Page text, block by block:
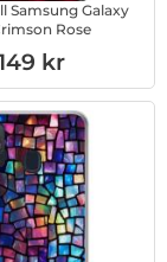
Samsung Galaxy
Rose
kr